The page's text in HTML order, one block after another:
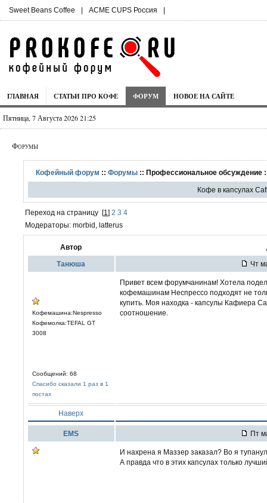
Sweet Beans Coffee | ACME CUPS Россия |
ГЛАВНАЯ СТАТЬИ ПРО КОФЕ ФОРУМ НОВОЕ НА САЙТЕ
Пятница, 7 Августа 2026 21:25
Форумы
Кофейный форум ::Форумы :: Профессиональное обсуждение
Кофе в капсулах
Переход на страницу [1 ] 2 3 4
Модераторы: morbid, latterus
Автор
Танюша Чт
Кофемашина:Nespresso
Кофемолка:TEFAL GT
3008
Сообщений: 68
Спасибо сказали 1 раз в 1
постах
Привет всем форумчанинам! Хотела
кофемашинам Неспрессо подходят не
купить. Моя находка - капсулы Кафиера
соотношение.
Наверх
EMS Пт
И нахрена я Маззер заказал? Во я
А правда что в этих капсулах только